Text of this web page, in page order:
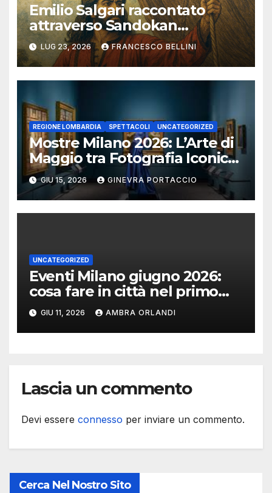
Emilio Salgari raccontato
attraverso Sandokan
(seconda ed ultima parte)
LUG 23, 2026 FRANCESCO BELLINI
REGIONE LOMBARDIA SPETTACOLI UNCATEGORIZED
Mostre Milano 2026: L’Arte di
Maggio tra Fotografia Iconica
e Installazioni Immersive
GIU 15, 2026 GINEVRA PORTACCIO
UNCATEGORIZED
Eventi Milano giugno 2026:
cosa fare in città nel primo
mese d’estate
GIU 11, 2026 AMBRA ORLANDI
Lascia un commento
Devi essere connesso per inviare un commento.
Cerca Nel Nostro Sito